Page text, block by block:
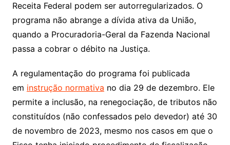
Receita Federal podem ser autorregularizados. O
programa não abrange a dívida ativa da União,
quando a Procuradoria-Geral da Fazenda Nacional
passa a cobrar o débito na Justiça.
A regulamentação do programa foi publicada
em instrução normativa no dia 29 de dezembro. Ele
permite a inclusão, na renegociação, de tributos não
constituídos (não confessados pelo devedor) até 30
de novembro de 2023, mesmo nos casos em que o